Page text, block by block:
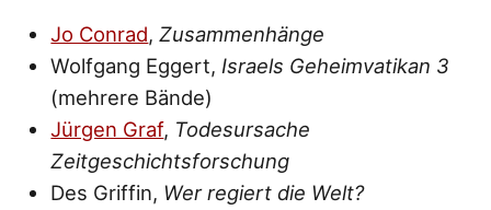
Jo Conrad,Zusammenhänge
Wolfgang Eggert, Israels Geheimvatikan 3
(mehrere Bände)
Jürgen Graf, Todesursache
Zeitgeschichtsforschung
Des Griffin, Wer regiert die Welt?